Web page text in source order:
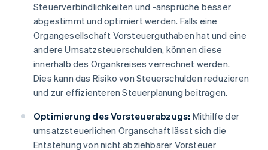
Steuerverbindlichkeiten und -ansprüche besser
abgestimmt und optimiert werden. Falls eine
Organgesellschaft Vorsteuerguthaben hat und eine
andere Umsatzsteuerschulden, können diese
innerhalb des Organkreises verrechnet werden.
Dies kann das Risiko von Steuerschulden reduzieren
und zur effizienteren Steuerplanung beitragen.
Optimierung des Vorsteuerabzugs: Mithilfe der
umsatzsteuerlichen Organschaft lässt sich die
Entstehung von nicht abziehbarer Vorsteuer